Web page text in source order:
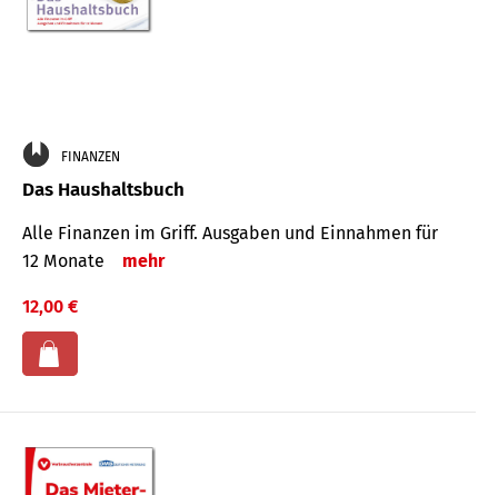
FINANZEN
Das Haushaltsbuch
Alle Finanzen im Griff. Aus­gaben und Ein­nahmen für
12 Monate
mehr
12,00 €